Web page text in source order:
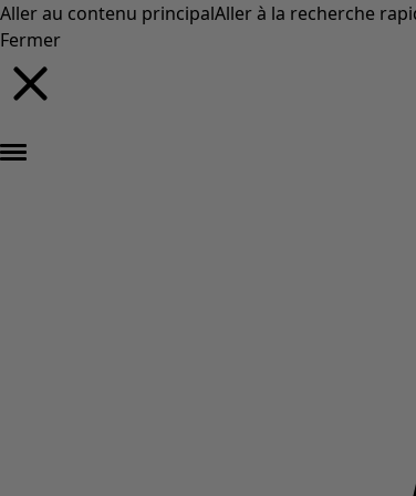
Aller au contenu principalAller à la recherche
Fermer